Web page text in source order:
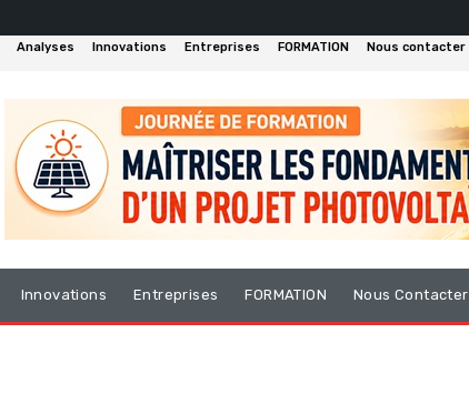
Analyses Innovations Entreprises FORMATION
Nous contacter
Innovations Entreprises FORMATION Nous Contacter